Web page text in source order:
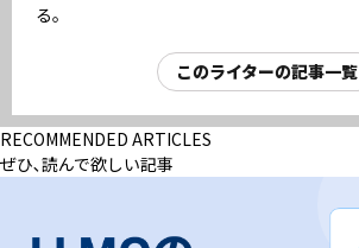
る。
このライターの記事一覧
RECOMMENDED ARTICLES
ぜひ､読んで欲しい記事